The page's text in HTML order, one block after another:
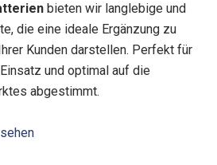
bieten wir langlebige und
die eine ideale Ergänzung zu
Kunden darstellen. Perfekt für
und optimal auf die
abgestimmt.